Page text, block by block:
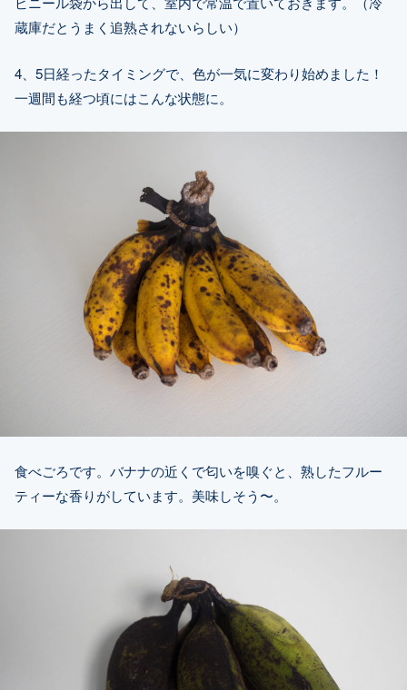
蔵庫だとうまく追熟されないらしい）
4、5日経ったタイミングで、色が一気に変わり始めました！
一週間も経つ頃にはこんな状態に。
食べごろです。バナナの近くで匂いを嗅ぐと、熟したフルー
ティーな香りがしています。美味しそう〜。